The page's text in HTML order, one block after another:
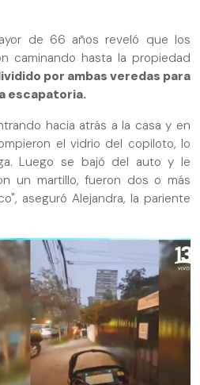
de 66 años reveló que los
caminando hasta la propiedad
por ambas veredas para
escapatoria.
hacia atrás a la casa y en
el vidrio del copiloto, lo
Luego se bajó del auto y le
un martillo, fueron dos o más
aseguró Alejandra, la pariente